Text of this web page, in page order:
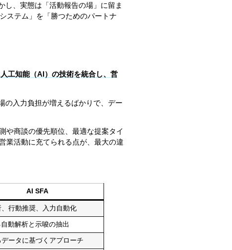
し、実態は「活動報告の場」に留ま
ステム」を「勝つためのパートナ
工知能（AI）の技術を統合し、営
の入力負担が増えるばかりで、デー
や商談の優先順位、最適な提案タイ
業活動に充てられる点が、最大の違
AI SFA
行動推奨、入力自動化
動解析と示唆の抽出
ータに基づくアプローチ